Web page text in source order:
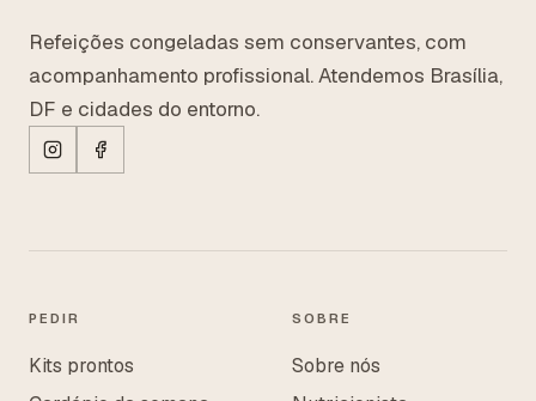
Refeições congeladas sem conservantes, com
acompanhamento profissional. Atendemos Brasília,
DF e cidades do entorno.
PEDIR
Kits prontos
SOBRE
Sobre nós